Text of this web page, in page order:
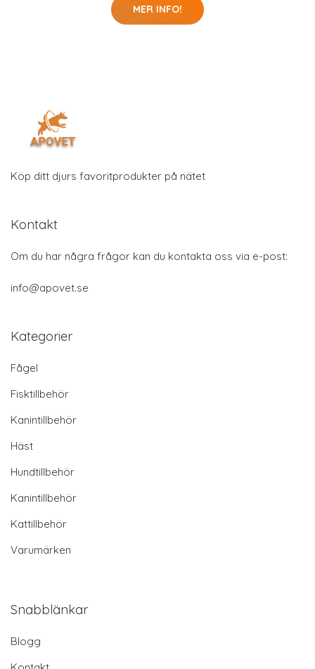
MER INFO!
Köp ditt djurs favoritprodukter på nätet
Kontakt
Om du har några frågor kan du kontakta oss via e-post:
info@apovet.se
Kategorier
Fågel
Fisktillbehör
Kanintillbehör
Häst
Hundtillbehör
Kanintillbehör
Kattillbehör
Varumärken
Snabblänkar
Blogg